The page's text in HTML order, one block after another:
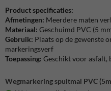
Product specificaties:
Afmetingen: Meerdere maten
Materiaal: Geschuimd PVC (5
Gebruik: Plaats op de gewenste
markeringsverf
Toepassing: Geschikt voor asfalt,
Wegmarkering spuitmal PVC